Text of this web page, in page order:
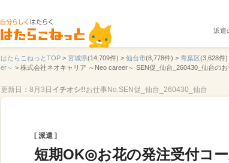
派遣
はたらこねっとTOP > 宮城県(14,709件) > 仙台市(8,778件) > 青葉区(3,628件)
er～ > 株式会社ネオキャリア ～Neo career～ SEN促_仙台_260430_仙台のお
更新日：8月3日 イチオシ!!お仕事No.SEN促_仙台_260430_仙台
[ 派遣 ]
短期OK◎お花の発注受付コ